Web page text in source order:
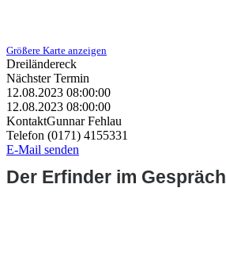
Größere Karte anzeigen
Dreiländereck
Nächster Termin
12.08.2023 08:00:00
12.08.2023 08:00:00
KontaktGunnar Fehlau
Telefon (0171) 4155331
E-Mail senden
Der Erfinder im Gespräch